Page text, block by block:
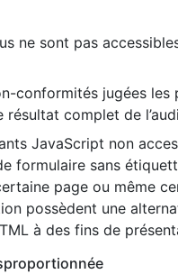
ne sont pas
conformités jugées
résultat complet de
JavaScript non
formulaire sans
page ou même
possèdent une
à des fins de